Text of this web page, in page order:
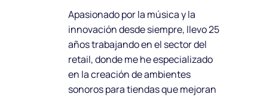
Apasionado por la música y la
innovación desde siempre, llevo 25
años trabajando en el sector del
retail, donde me he especializado
en la creación de ambientes
sonoros para tiendas que mejoran